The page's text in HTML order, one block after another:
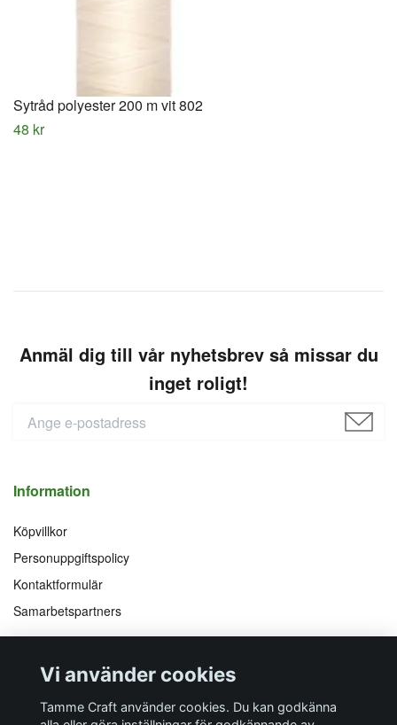
Sytråd polyester 200 m vit 802
48 kr
Anmäl dig till vår nyhetsbrev så missar du
inget roligt!
Information
Köpvillkor
Personuppgiftspolicy
Kontaktformulär
Samarbetspartners
Följ oss på
Facebook
Instagram
YouTube
Pinterest
Vi accepterar
Vi använder cookies
Tamme Craft använder cookies. Du kan godkänna